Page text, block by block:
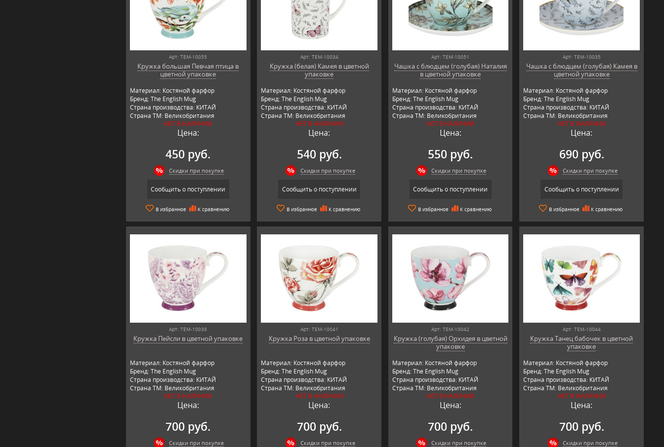
Арт: TEM-10055
Кружка большая Певчая птица в
цветной упаковке
Материал: Костяной фарфор
Бренд: The English Mug
Страна производства: КИТАЙ
Страна ТМ: Великобритания
НЕТ В НАЛИЧИИ
Цена:
450 руб.
Скидки при покупке
Сообщить о поступлении
В избранное К сравнению
Арт: TEM-10034
Кружка (белая) Камея в цветной
упаковке
Материал: Костяной фарфор
Бренд: The English Mug
Страна производства: КИТАЙ
Страна ТМ: Великобритания
НЕТ В НАЛИЧИИ
Цена:
540 руб.
Скидки при покупке
Сообщить о поступлении
В избранное К сравнению
Арт: TEM-10051
Чашка с блюдцем (голубая) Наталия
в цветной упаковке
Материал: Костяной фарфор
Бренд: The English Mug
Страна производства: КИТАЙ
Страна ТМ: Великобритания
НЕТ В НАЛИЧИИ
Цена:
550 руб.
Скидки при покупке
Сообщить о поступлении
В избранное К сравнению
Арт: TEM-10035
Чашка с блюдцем (голубая) Камея в
цветной упаковке
Материал: Костяной фарфор
Бренд: The English Mug
Страна производства: КИТАЙ
Страна ТМ: Великобритания
НЕТ В НАЛИЧИИ
Цена:
690 руб.
Скидки при покупке
Сообщить о поступлении
В избранное К сравнению
Арт: TEM-10038
Кружка Пейсли в цветной упаковке
Материал: Костяной фарфор
Бренд: The English Mug
Страна производства: КИТАЙ
Страна ТМ: Великобритания
НЕТ В НАЛИЧИИ
Цена:
700 руб.
Скидки при покупке
Арт: TEM-10041
Кружка Роза в цветной упаковке
Материал: Костяной фарфор
Бренд: The English Mug
Страна производства: КИТАЙ
Страна ТМ: Великобритания
НЕТ В НАЛИЧИИ
Цена:
700 руб.
Скидки при покупке
Арт: TEM-10042
Кружка (голубая) Орхидея в цветной
упаковке
Материал: Костяной фарфор
Бренд: The English Mug
Страна производства: КИТАЙ
Страна ТМ: Великобритания
НЕТ В НАЛИЧИИ
Цена:
700 руб.
Скидки при покупке
Арт: TEM-10044
Кружка Танец бабочек в цветной
упаковке
Материал: Костяной фарфор
Бренд: The English Mug
Страна производства: КИТАЙ
Страна ТМ: Великобритания
НЕТ В НАЛИЧИИ
Цена:
700 руб.
Скидки при покупке